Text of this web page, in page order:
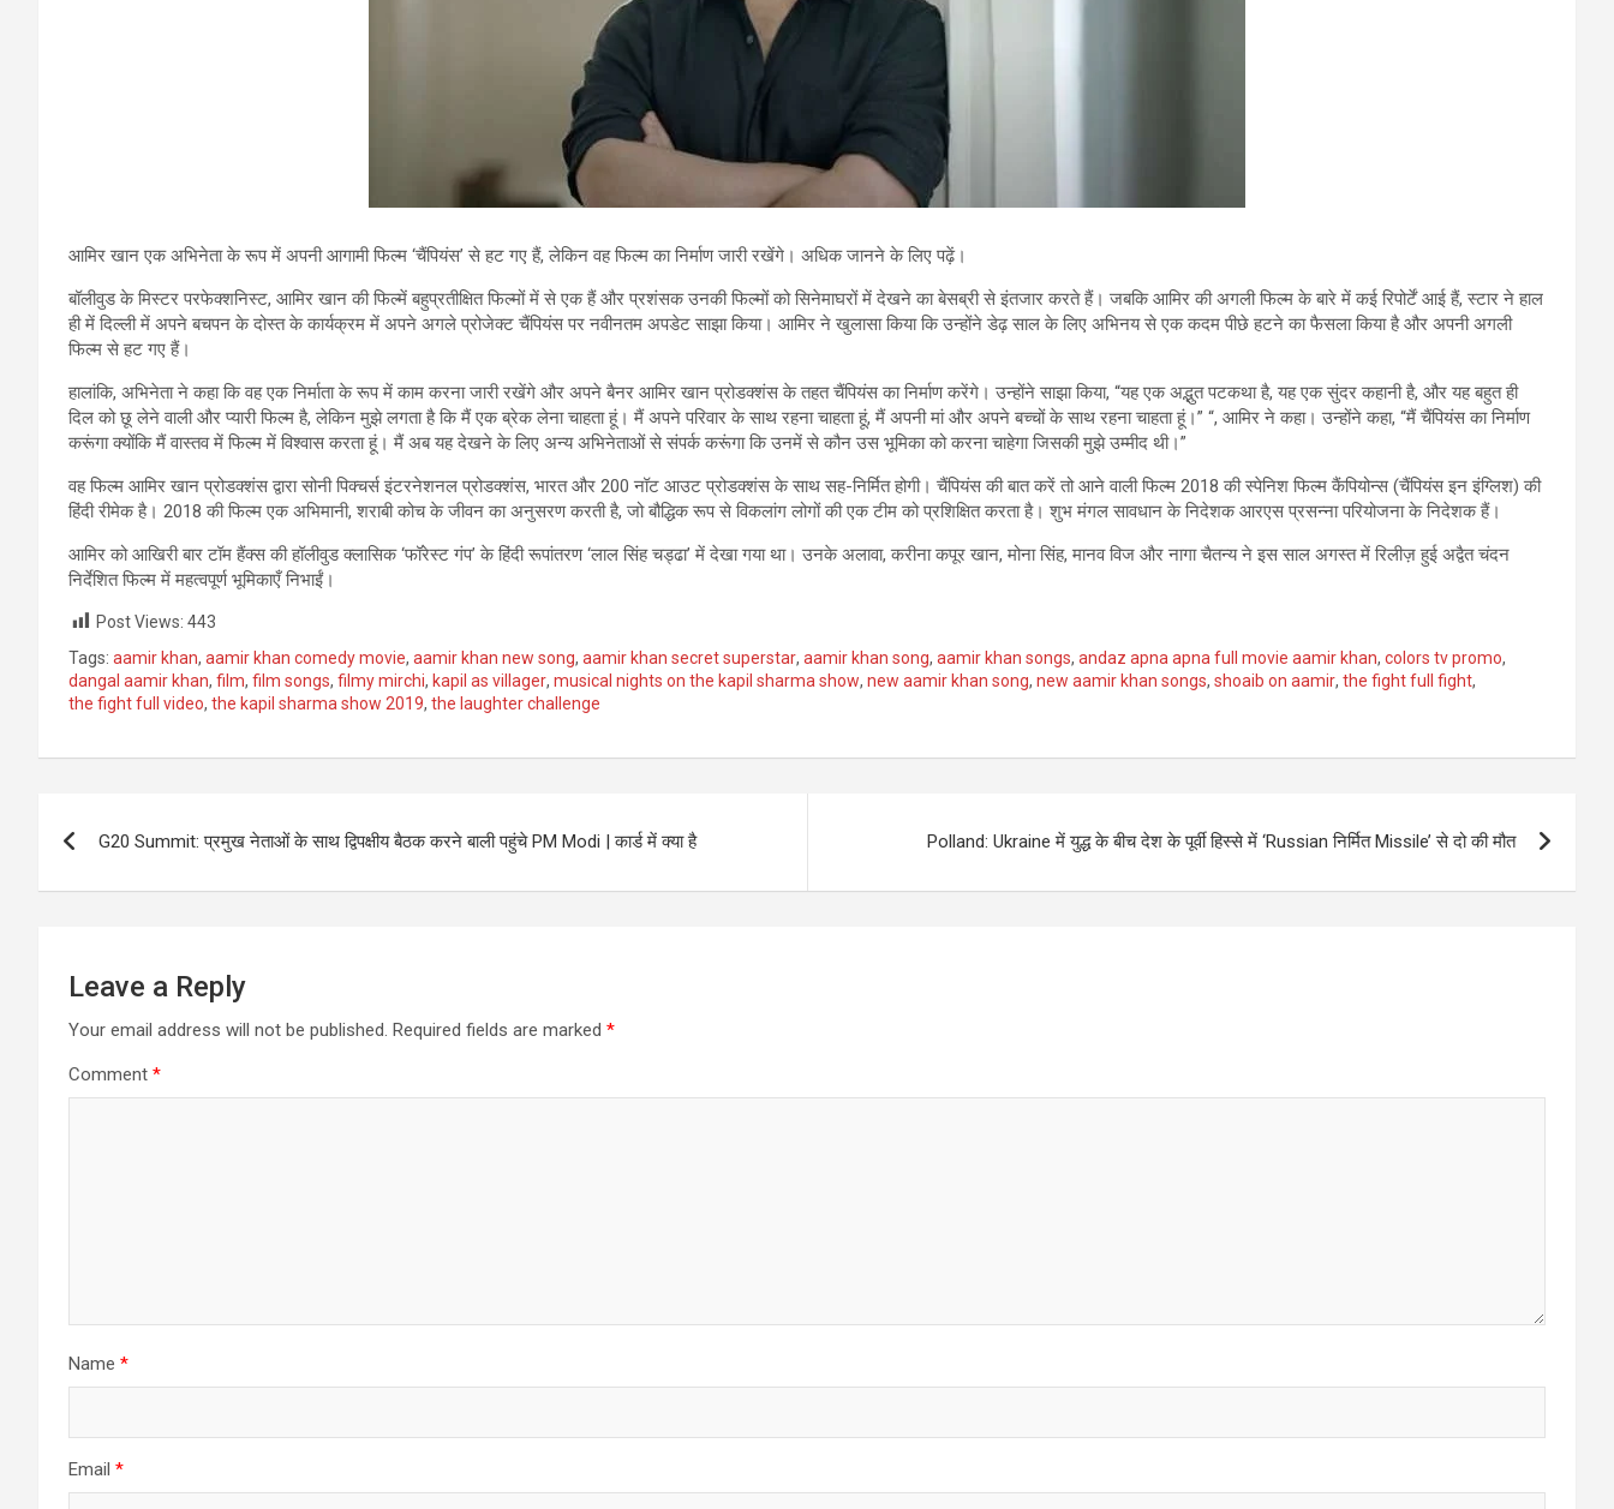
आमिर खान एक अभिनेता के रूप में अपनी आगामी फिल्म ‘चैंपियंस’ से हट गए हैं, लेकिन वह फिल्म का निर्माण जारी रखेंगे। अधिक जानने के लिए पढ़ें।
बॉलीवुड के मिस्टर परफेक्शनिस्ट, आमिर खान की फिल्में बहुप्रतीक्षित फिल्मों में से एक हैं और प्रशंसक उनकी फिल्मों को सिनेमाघरों में देखने का बेसब्री से इंतजार करते हैं। जबकि आमिर की अगली फिल्म के बारे में कई रिपोर्टें आई हैं, स्टार ने हाल
ही में दिल्ली में अपने बचपन के दोस्त के कार्यक्रम में अपने अगले प्रोजेक्ट चैंपियंस पर नवीनतम अपडेट साझा किया। आमिर ने खुलासा किया कि उन्होंने डेढ़ साल के लिए अभिनय से एक कदम पीछे हटने का फैसला किया है और अपनी अगली
फिल्म से हट गए हैं।
हालांकि, अभिनेता ने कहा कि वह एक निर्माता के रूप में काम करना जारी रखेंगे और अपने बैनर आमिर खान प्रोडक्शंस के तहत चैंपियंस का निर्माण करेंगे। उन्होंने साझा किया, “यह एक अद्भुत पटकथा है, यह एक सुंदर कहानी है, और यह बहुत ही
दिल को छू लेने वाली और प्यारी फिल्म है, लेकिन मुझे लगता है कि मैं एक ब्रेक लेना चाहता हूं। मैं अपने परिवार के साथ रहना चाहता हूं, मैं अपनी मां और अपने बच्चों के साथ रहना चाहता हूं।” “, आमिर ने कहा। उन्होंने कहा, “मैं चैंपियंस का निर्माण
करूंगा क्योंकि मैं वास्तव में फिल्म में विश्वास करता हूं। मैं अब यह देखने के लिए अन्य अभिनेताओं से संपर्क करूंगा कि उनमें से कौन उस भूमिका को करना चाहेगा जिसकी मुझे उम्मीद थी।”
वह फिल्म आमिर खान प्रोडक्शंस द्वारा सोनी पिक्चर्स इंटरनेशनल प्रोडक्शंस, भारत और 200 नॉट आउट प्रोडक्शंस के साथ सह-निर्मित होगी। चैंपियंस की बात करें तो आने वाली फिल्म 2018 की स्पेनिश फिल्म कैंपियोन्स (चैंपियंस इन इंग्लिश) की
हिंदी रीमेक है। 2018 की फिल्म एक अभिमानी, शराबी कोच के जीवन का अनुसरण करती है, जो बौद्धिक रूप से विकलांग लोगों की एक टीम को प्रशिक्षित करता है। शुभ मंगल सावधान के निदेशक आरएस प्रसन्ना परियोजना के निदेशक हैं।
आमिर को आखिरी बार टॉम हैंक्स की हॉलीवुड क्लासिक ‘फॉरेस्ट गंप’ के हिंदी रूपांतरण ‘लाल सिंह चड्ढा’ में देखा गया था। उनके अलावा, करीना कपूर खान, मोना सिंह, मानव विज और नागा चैतन्य ने इस साल अगस्त में रिलीज़ हुई अद्वैत चंदन
निर्देशित फिल्म में महत्वपूर्ण भूमिकाएँ निभाईं।
Post Views: 443
Tags: aamir khan, aamir khan comedy movie, aamir khan new song, aamir khan secret superstar, aamir khan song, aamir khan songs, andaz apna apna full movie aamir khan, colors tv promo,
dangal aamir khan, film, film songs, filmy mirchi, kapil as villager, musical nights on the kapil sharma show, new aamir khan song, new aamir khan songs, shoaib on aamir, the fight full fight,
the fight full video, the kapil sharma show 2019, the laughter challenge
navigation
G20 Summit: प्रमुख नेताओं के साथ द्विपक्षीय बैठक करने बाली पहुंचे PM Modi | कार्ड में क्या है Polland: Ukraine में युद्ध के बीच देश के पूर्वी हिस्से में ‘Russian निर्मित Missile’ से दो की मौत
Leave a Reply
Your email address will not be published. Required fields are marked *
Comment *
Name *
Email *